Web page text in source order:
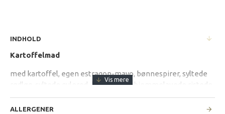
INDHOLD
Kartoffelmad
med kartoffel, egen estragon-mayo, bønnespirer, syltede
rødløg, syltede gulerod, brøndkarse, hjemmelavede ristede
løg, indbagte friterede løgringe toppet med mini
peberfrugt bær
ALLERGENER